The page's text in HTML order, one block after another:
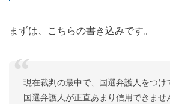
まずは、こちらの書き込みです。
現在裁判の最中で、国選弁護人をつけ
国選弁護人が正直あまり信用できませ